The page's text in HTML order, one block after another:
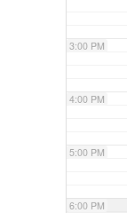
3:00 PM
4:00 PM
5:00 PM
6:00 PM